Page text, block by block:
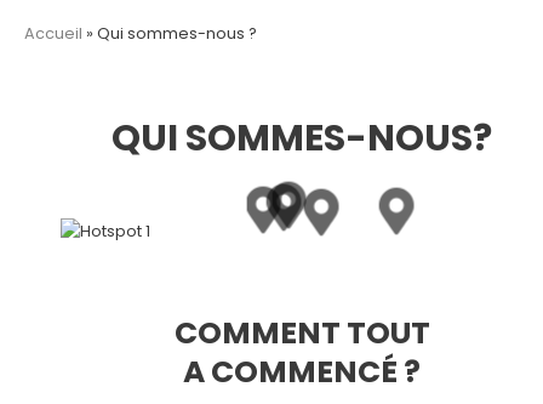
Accueil » Qui sommes-nous ?
QUI SOMMES-NOUS?
COMMENT TOUT
A COMMENCÉ ?